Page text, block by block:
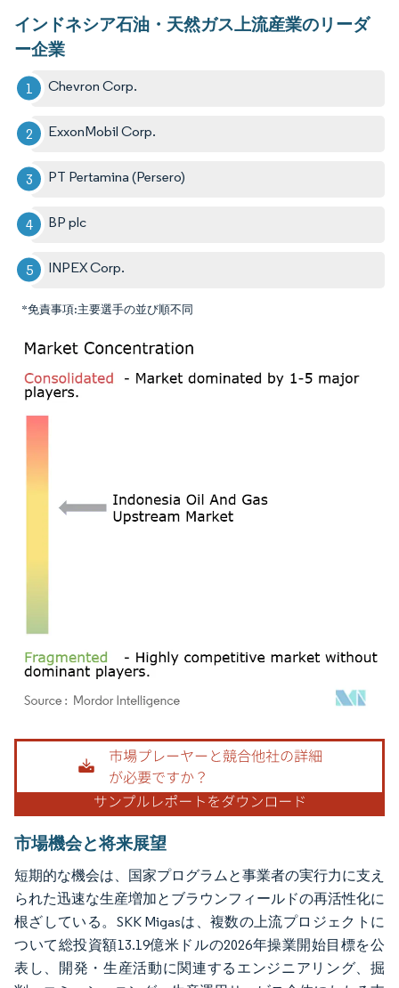
インドネシア石油・天然ガス上流産業のリーダ
ー企業
Chevron Corp.
ExxonMobil Corp.
PT Pertamina (Persero)
BP plc
INPEX Corp.
*免責事項:主要選手の並び順不同
画像 © Mordor Intelligence。再利用にはCC BY 4.0の表示が必要です。
市場機会と将来展望
短期的な機会は、国家プログラムと事業者の実行力に支え
られた迅速な生産増加とブラウンフィールドの再活性化に
根ざしている。SKK Migasは、複数の上流プロジェクトに
ついて総投資額13.19億米ドルの2026年操業開始目標を公
表し、開発・生産活動に関連するエンジニアリング、掘